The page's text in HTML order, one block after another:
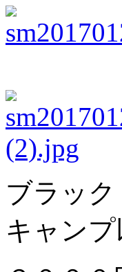
ブラッ
キャン